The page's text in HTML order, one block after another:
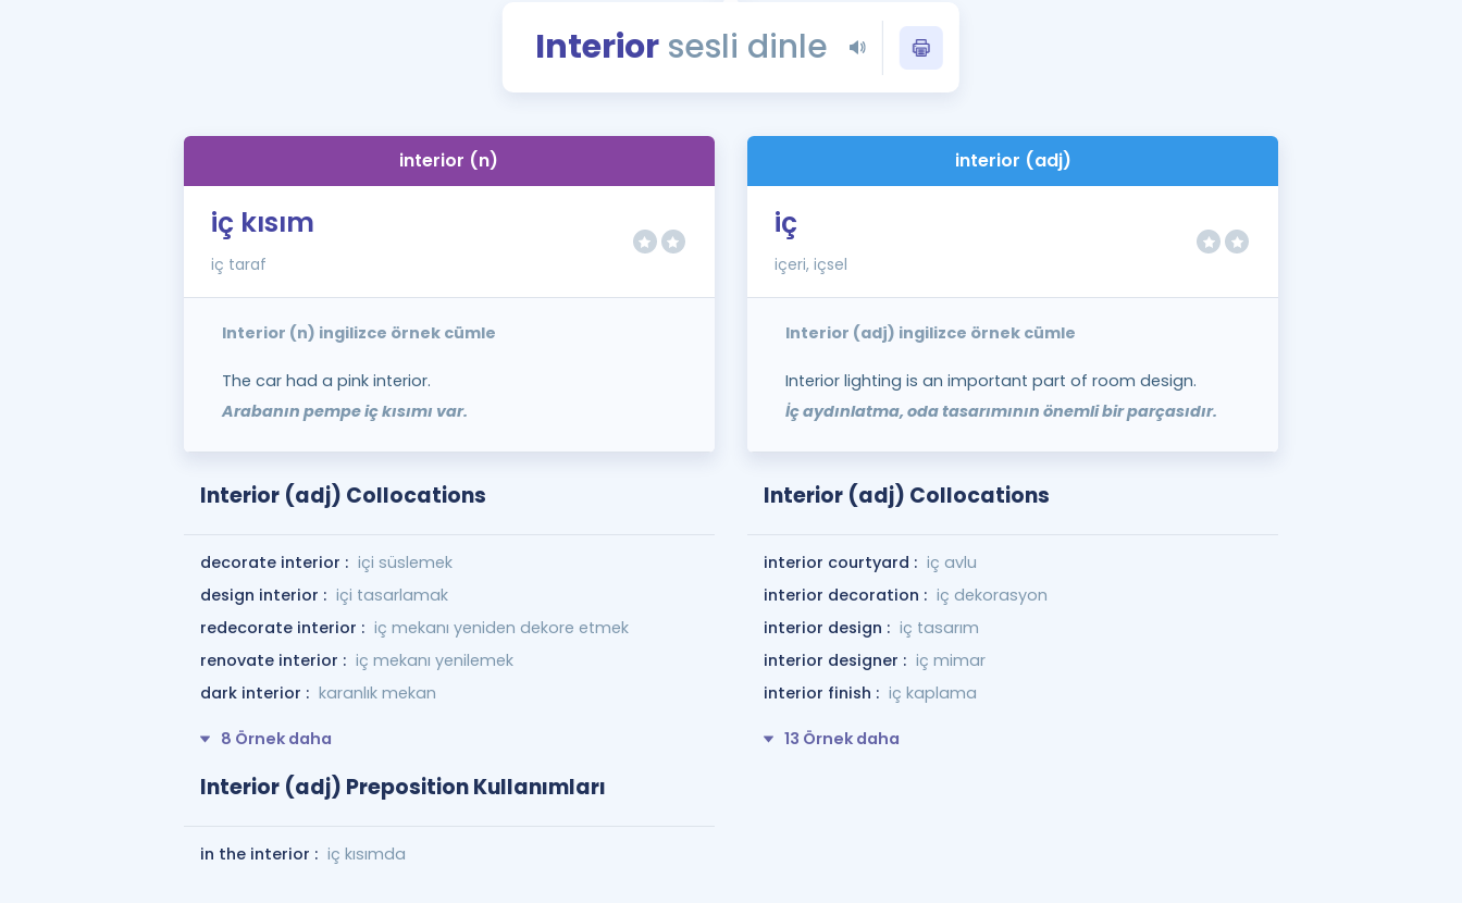
YDS - YÖKDİL Tüm Sınavlarla İlgili Haberler
İngilizce Gramer
Interiorsesli dinle
interior (n)
iç kısım
iç taraf
Interior (n) ingilizce örnek cümle
The car had a pink interior.
Arabanın pempe iç kısımı var.
Interior (adj) Collocations
decorate interior : içi süslemek
design interior : içi tasarlamak
redecorate interior : iç mekanı yeniden dekore etmek
renovate interior : iç mekanı yenilemek
dark interior : karanlık mekan
8 Örnek daha
Interior (adj) Preposition Kullanımları
in the interior : iç kısımda
interior (adj)
iç
içeri, içsel
Interior (adj) ingilizce örnek cümle
Interior lighting is an important part of room design.
İç aydınlatma, oda tasarımının önemli bir parçasıdır.
Interior (adj) Collocations
interior courtyard : iç avlu
interior decoration : iç dekorasyon
interior design : iç tasarım
interior designer : iç mimar
interior finish : iç kaplama
13 Örnek daha